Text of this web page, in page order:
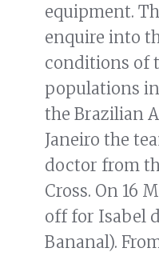
equipment.
enquire into
conditions of
populations
the Brazilian
Janeiro the
doctor from
Cross. On 16
off for Isabel
Bananal).